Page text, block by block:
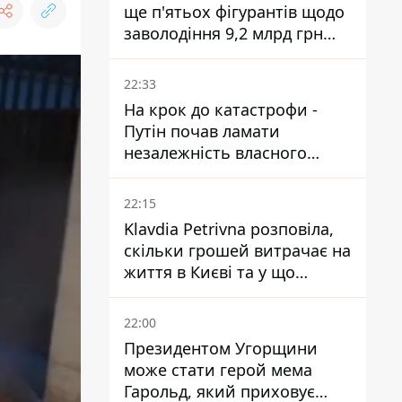
ще п'ятьох фігурантів щодо
заволодіння 9,2 млрд грн
ПриватБанку скерували до
суду
22:33
На крок до катастрофи -
Путін почав ламати
незалежність власного
Центробанку, змусивши
знизити базову ставку
22:15
Klavdia Petrivna розповіла,
скільки грошей витрачає на
життя в Києві та у що
вкладає мільйони
22:00
Президентом Угорщини
може стати герой мема
Гарольд, який приховує